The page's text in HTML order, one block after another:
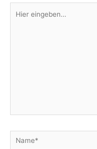
eingeben…
Name*